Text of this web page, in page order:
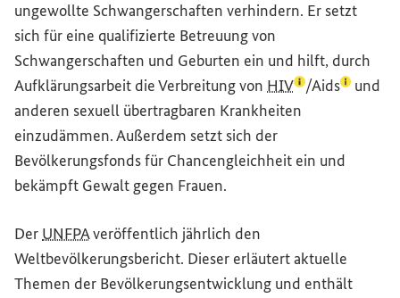
ungewollte Schwangerschaften verhindern. Er setzt
sich für eine qualifizierte Betreuung von
Schwangerschaften und Geburten ein und hilft, durch
Aufklärungsarbeit die Verbreitung von HIV(Lexikon-
/Aids
und
anderen sexuell übertragbaren Krankheiten
einzudämmen. Außerdem setzt sich der
Bevölkerungsfonds für Chancengleichheit ein und
bekämpft Gewalt gegen Frauen.
Der UNFPAveröffentlich jährlich den
Weltbevölkerungsbericht. Dieser erläutert aktuelle
Themen der Bevölkerungsentwicklung und enthält